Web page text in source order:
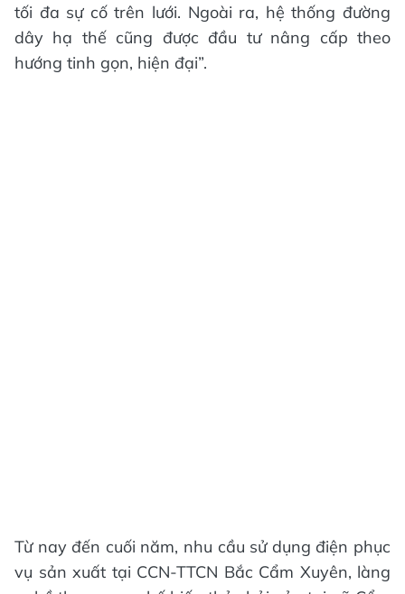
tối đa sự cố trên lưới. Ngoài ra, hệ thống đường
dây hạ thế cũng được đầu tư nâng cấp theo
hướng tinh gọn, hiện đại”.
Từ nay đến cuối năm, nhu cầu sử dụng điện phục
vụ sản xuất tại CCN-TTCN Bắc Cẩm Xuyên, làng